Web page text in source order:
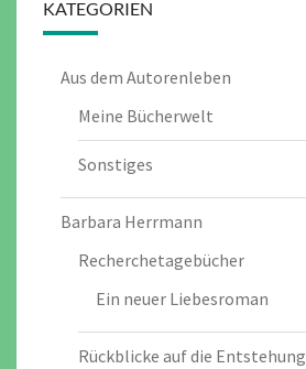
KATEGORIEN
Aus dem Autorenleben
Meine Bücherwelt
Sonstiges
Barbara Herrmann
Recherchetagebücher
Ein neuer Liebesroman
Rückblicke auf die Entstehung